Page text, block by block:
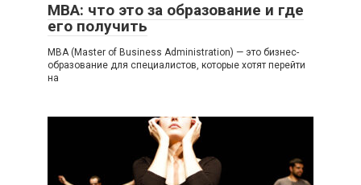
MBA: что это за образование и где
его получить
MBA (Master of Business Administration) — это бизнес-
образование для специалистов, которые хотят перейти
на